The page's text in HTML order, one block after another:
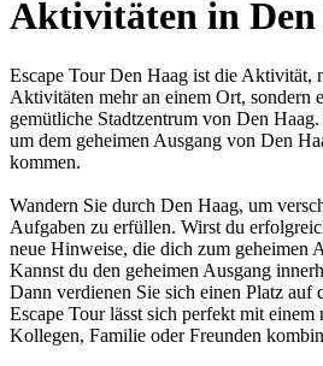
Aktivitäten in Den
Escape Tour Den Haag ist die Aktivität,
Aktivitäten mehr an einem Ort, sondern
gemütliche Stadtzentrum von Den
um dem geheimen Ausgang von Den
kommen.
Wandern Sie durch Den Haag, um
Aufgaben zu erfüllen. Wirst du
neue Hinweise, die dich zum geheimen
Kannst du den geheimen Ausgang
Dann verdienen Sie sich einen Platz auf
Escape Tour lässt sich perfekt mit einem
Kollegen, Familie oder Freunden